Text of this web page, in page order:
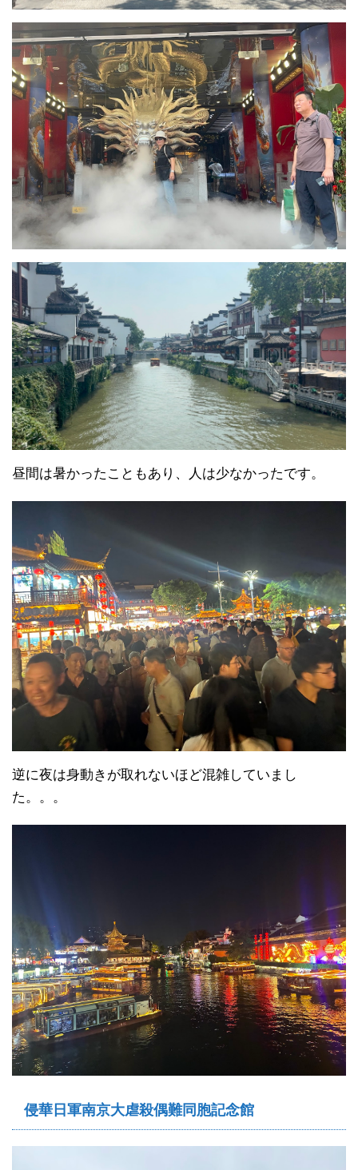
昼間は暑かったこともあり、人は少なかったです。
逆に夜は身動きが取れないほど混雑していまし
た。。。
侵華日軍南京大虐殺偶難同胞記念館